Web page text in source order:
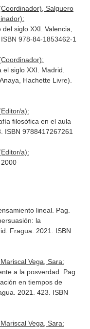
Salguero
siglo XXI. Valencia,
978-84-1853462-1
siglo XXI. Madrid.
Hachette Livre).
a):
filosófica en el aula
ISBN 9788417267261
a):
lineal. Pag.
la
Fragua. 2021. ISBN
Vega, Sara:
a la posverdad. Pag.
en tiempos de
2021. 423. ISBN
Vega, Sara: